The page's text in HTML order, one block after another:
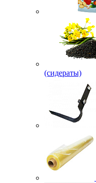
(сидераты)